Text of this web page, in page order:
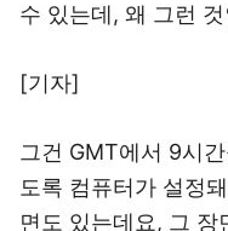
수 있는데, 왜 그런
[기자]
그건 GMT에서 9시
도록 컴퓨터가 설정
면도 있는데요, 그 장